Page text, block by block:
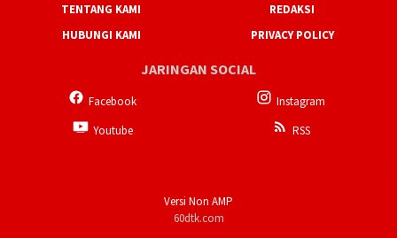
TENTANG KAMI
REDAKSI
HUBUNGI KAMI
PRIVACY POLICY
JARINGAN SOCIAL
Facebook
Instagram
Youtube
RSS
Versi Non AMP
60dtk.com